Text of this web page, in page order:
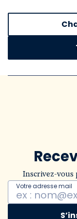
Inscrivez-vous
Votre adresse mail